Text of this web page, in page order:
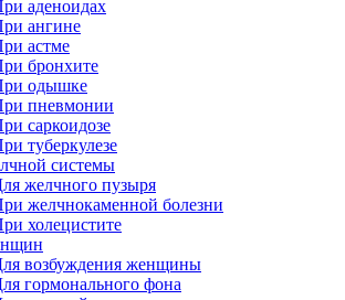
аденоидах
ангине
астме
бронхите
одышке
пневмонии
саркоидозе
туберкулезе
системы
желчного пузыря
желчнокаменной болезни
холецистите
возбуждения женщины
гормонального фона